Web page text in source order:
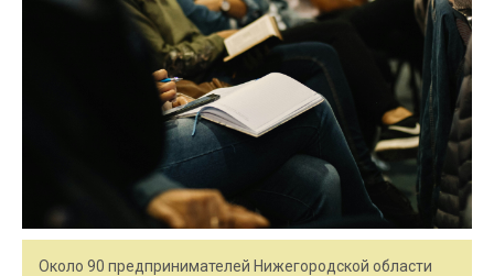
Около 90 предпринимателей Нижегородской области